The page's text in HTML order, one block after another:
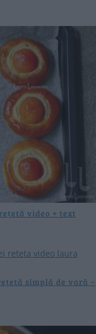
video + text
simplă de vară –